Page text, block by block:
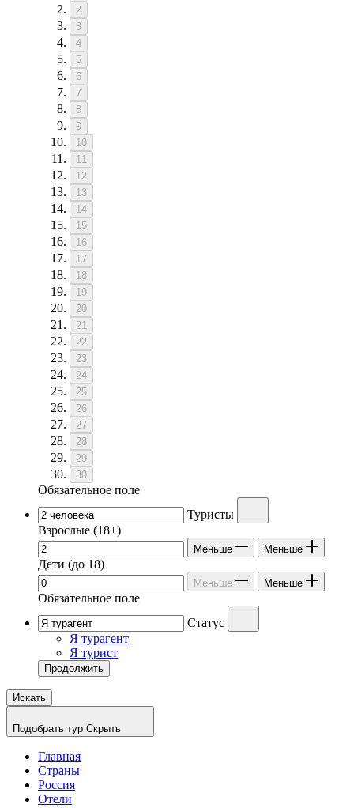
2
3
4
5
6
7
8
9
10
11
12
13
14
15
16
17
18
19
20
21
22
23
24
25
26
27
28
29
30
Обязательное поле
Туристы
Взрослые (18+)
Меньше Меньше
Дети (до 18)
Меньше Меньше
Обязательное поле
Статус
Я турагент
Я турист
Продолжить
Искать
Подобрать тур Скрыть
Главная
Страны
Россия
Отели